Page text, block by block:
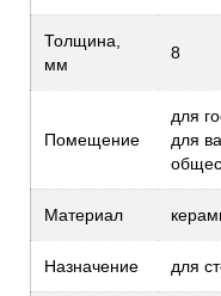
Толщина,
мм
8
Помещение
для
для
Материал
Назначение для